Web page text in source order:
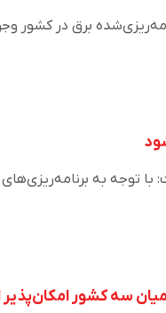
برق در کشور
توجه به برنامه‌ریزی‌های